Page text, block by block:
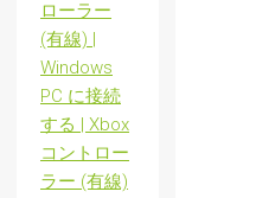
ローラー
(有線) |
Windows
PC に接続
する | Xbox
コントロー
ラー (有線)